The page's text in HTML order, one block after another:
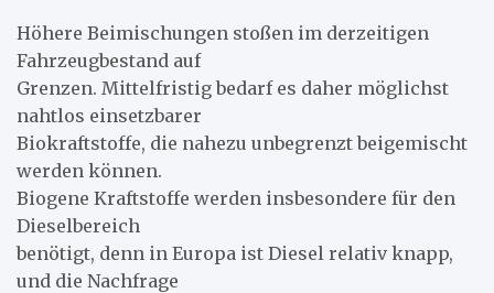
Höhere Beimischungen stoßen im derzeitigen
Fahrzeugbestand auf
Grenzen. Mittelfristig bedarf es daher möglichst
nahtlos einsetzbarer
Biokraftstoffe, die nahezu unbegrenzt beigemischt
werden können.
Biogene Kraftstoffe werden insbesondere für den
Dieselbereich
benötigt, denn in Europa ist Diesel relativ knapp,
und die Nachfrage